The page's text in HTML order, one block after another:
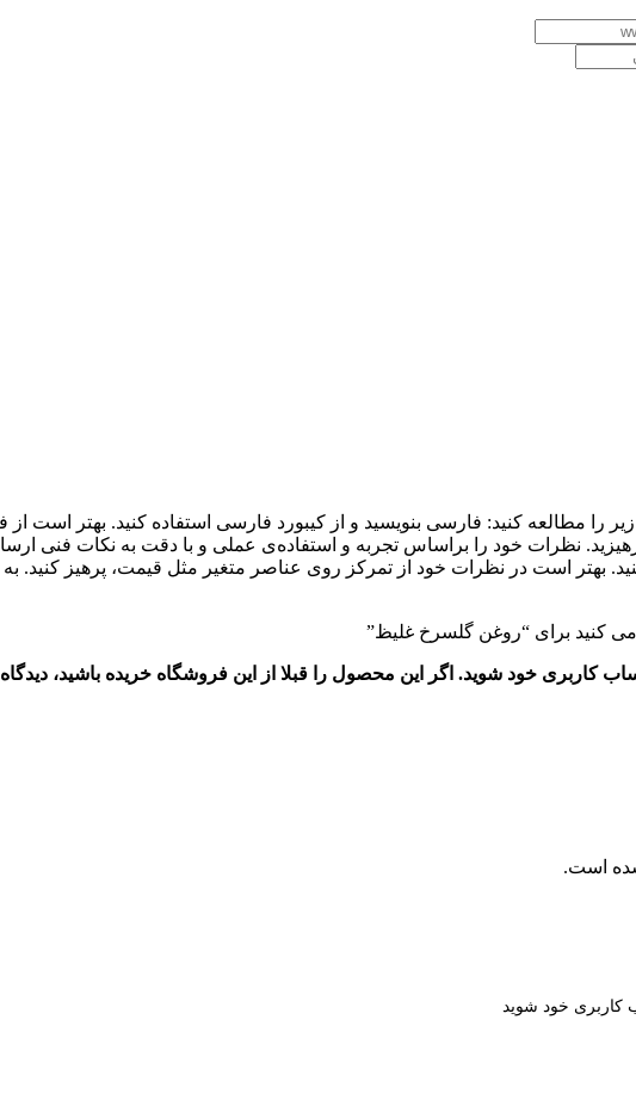
نظرات خود را براساس تجربه و استفاده‌ی عملی و با دقت به نکات فنی
بهتر است در نظرات خود از تمرکز روی عناصر متغیر مثل قیمت، پرهیز کنید.
می کنید برای “روغن گلسرخ غلیظ”
کاربری خود شوید. اگر این محصول را قبلا از این فروشگاه خریده باشید،
است.
کاربری خود شوید